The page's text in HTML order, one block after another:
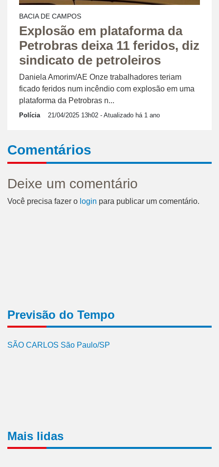
BACIA DE CAMPOS
Explosão em plataforma da
Petrobras deixa 11 feridos, diz
sindicato de petroleiros
Daniela Amorim/AE Onze trabalhadores teriam
ficado feridos num incêndio com explosão em uma
plataforma da Petrobras n...
Polícia 21/04/2025 13h02 - Atualizado há 1 ano
Comentários
Deixe um comentário
Você precisa fazer o login para publicar um comentário.
Previsão do Tempo
SÃO CARLOS São Paulo/SP
Mais lidas